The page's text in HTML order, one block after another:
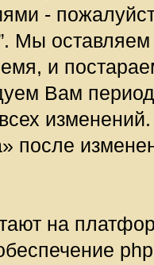
-
Мы
и
Вам
после
на